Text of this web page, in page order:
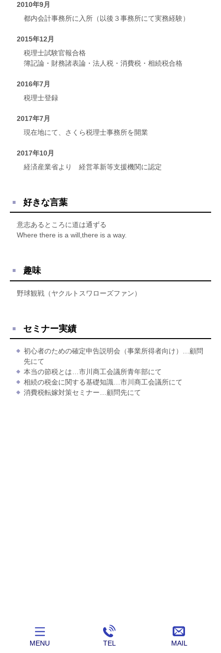
2010年9月
都内会計事務所に入所（以後３事務所にて実務経験）
2015年12月
税理士試験官報合格
簿記論・財務諸表論・法人税・消費税・相続税合格
2016年7月
税理士登録
2017年7月
現在地にて、さくら税理士事務所を開業
2017年10月
経済産業省より 経営革新等支援機関に認定
好きな言葉
意志あるところに道は通ずる
Where there is a will,there is a way.
趣味
野球観戦（ヤクルトスワローズファン）
セミナー実績
初心者のための確定申告説明会（事業所得者向け）…顧問
先にて
本当の節税とは…市川商工会議所青年部にて
相続の税金に関する基礎知識…市川商工会議所にて
消費税転嫁対策セミナー…顧問先にて
MENU TEL MAIL